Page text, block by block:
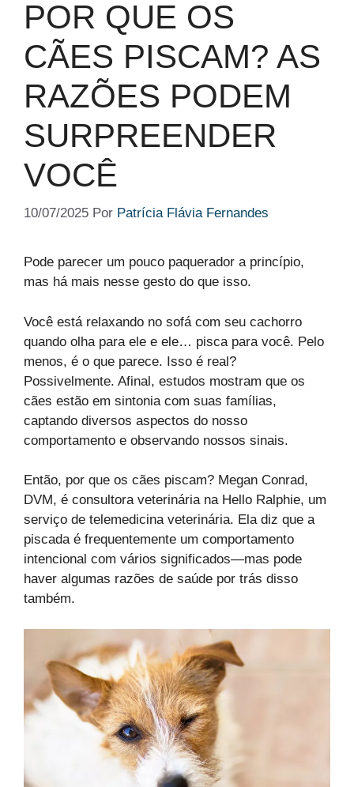
POR QUE OS
CÃES PISCAM? AS
RAZÕES PODEM
SURPREENDER
VOCÊ
10/07/2025 Por Patrícia Flávia Fernandes
Pode parecer um pouco paquerador a princípio,
mas há mais nesse gesto do que isso.
Você está relaxando no sofá com seu cachorro
quando olha para ele e ele… pisca para você. Pelo
menos, é o que parece. Isso é real?
Possivelmente. Afinal, estudos mostram que os
cães estão em sintonia com suas famílias,
captando diversos aspectos do nosso
comportamento e observando nossos sinais.
Então, por que os cães piscam? Megan Conrad,
DVM, é consultora veterinária na Hello Ralphie, um
serviço de telemedicina veterinária. Ela diz que a
piscada é frequentemente um comportamento
intencional com vários significados—mas pode
haver algumas razões de saúde por trás disso
também.